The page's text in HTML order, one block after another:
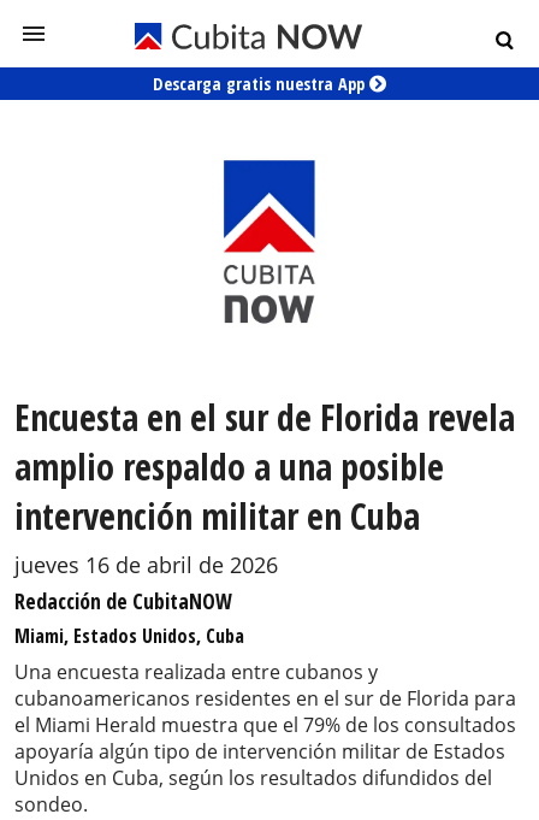
Descarga gratis nuestra App
Encuesta en el sur de Florida revela
amplio respaldo a una posible
intervención militar en Cuba
jueves 16 de abril de 2026
Redacción de CubitaNOW
Miami, Estados Unidos, Cuba
Una encuesta realizada entre cubanos y
cubanoamericanos residentes en el sur de Florida para
el Miami Herald muestra que el 79% de los consultados
apoyaría algún tipo de intervención militar de Estados
Unidos en Cuba, según los resultados difundidos del
sondeo.